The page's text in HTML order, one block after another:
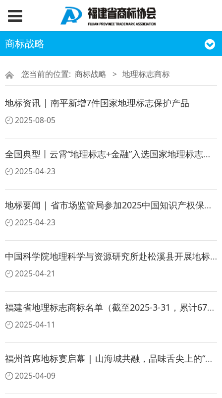
商标战略
您当前的位置: 商标战略 > 地理标志商标
地标资讯 | 南平新增7件国家地理标志保护产品
2025-08-05
全国典型丨云霄“地理标志+金融”入选国家地理标志保护示范区典型案例
2025-04-23
地标要闻 | 省市场监管局参加2025中国知识产权保护高层论坛地理标志分论坛
2025-04-23
中国科学院地理科学与资源研究所赴松溪县开展地标生境案例调研
2025-04-21
福建省地理标志商标名单（截至2025-3-31，累计673件）
2025-04-11
福州首席地标宴启幕 | 山海城共融，品味舌尖上的“福文化”
2025-04-09